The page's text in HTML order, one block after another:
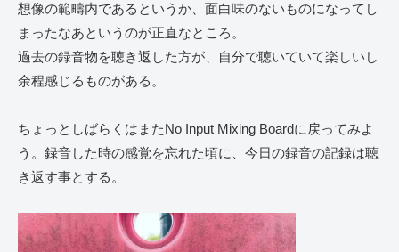
想像の範疇内であるというか、面白味のないものになってし
まったなあというのが正直なところ。
過去の録音物を聴き返した方が、自分で聴いていて楽しいし
余程感じるものがある。
ちょっとしばらくはまたNo Input Mixing Boardに戻ってみよ
う。録音した時の感覚を忘れた頃に、今日の録音の記録は聴
き返す事とする。